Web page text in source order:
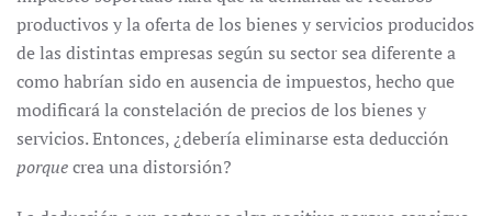
productivos y la oferta de los bienes y servicios producidos
de las distintas empresas según su sector sea diferente a
como habrían sido en ausencia de impuestos, hecho que
modificará la constelación de precios de los bienes y
servicios. Entonces, ¿debería eliminarse esta deducción
porquecrea una distorsión?